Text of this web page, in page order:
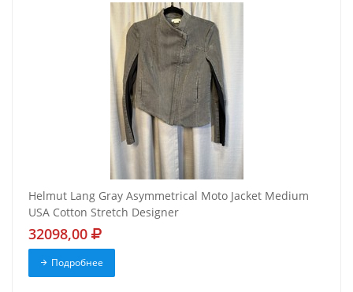
Helmut Lang Gray Asymmetrical Moto Jacket Medium
USA Cotton Stretch Designer
32098,00
Подробнее